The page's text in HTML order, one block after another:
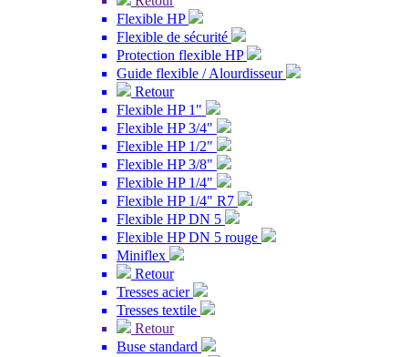
Flexible HP
Flexible de sécurité
Protection flexible HP
Guide flexible / Alourdisseur
Retour
Flexible HP 1"
Flexible HP 3/4"
Flexible HP 1/2"
Flexible HP 3/8"
Flexible HP 1/4"
Flexible HP 1/4" R7
Flexible HP DN 5
Flexible HP DN 5 rouge
Miniflex
Retour
Tresses acier
Tresses textile
Retour
Buse standard